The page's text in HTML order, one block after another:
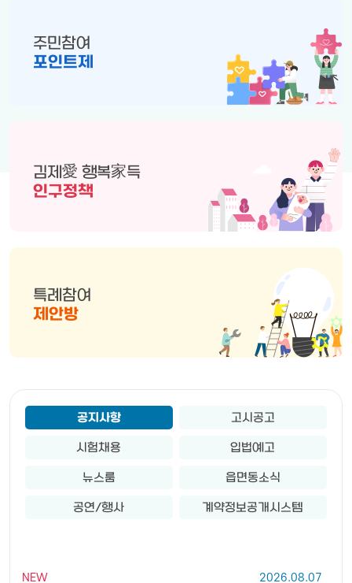
주민참여
포인트제
김제愛 행복家득
인구정책
특례참여
제안방
공지사항
NEW 2026.08.07
고시공고
시험채용 입법예고
뉴스룸 읍면동소식
공연/행사 계약정보공개시스템